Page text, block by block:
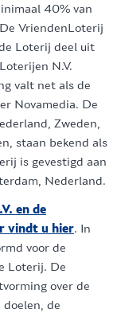
40% van
VriendenLoterij
Loterij deel uit
N.V.
valt net als de
Novamedia. De
Zweden,
staan bekend als
is gevestigd aan
Nederland.
en de
vindt u hier. In
voor de
Loterij. De
over de
doelen, de